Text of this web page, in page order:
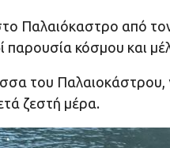
Παλαιόκαστρο από
κόσμου και
του
ζεστή μέρα.